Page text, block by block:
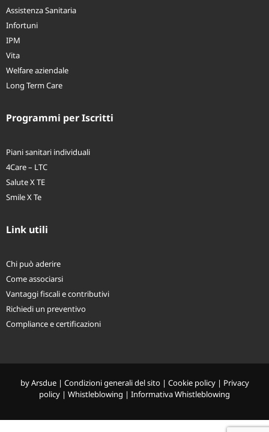
Assistenza Sanitaria
Infortuni
IPM
Vita
Welfare aziendale
Programmi per Iscritti
Piani sanitari individuali
4Care – LTC
Salute X TE
Chi può aderire
Come associarsi
Vantaggi fiscali e contributivi
Richiedi un preventivo
Arsdue|Condizioni generali del sito|Cookie policy|Privacy